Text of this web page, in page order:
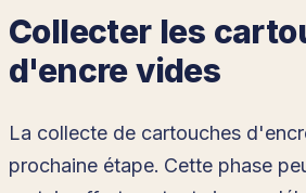
Collecter les
d'encre vides
La collecte de cartouches
prochaine étape. Cette phase